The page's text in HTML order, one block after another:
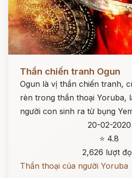
Đọc ngay
Thần chiến tranh Ogun
Ogun là vị thần chiến tranh,
rèn trong thần thoại Yoruba,
người con sinh ra từ bụng
20-02-2020
⭐ 4.8
2,626 lượt
Thần thoại của người Yoruba